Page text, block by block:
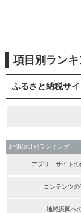
項目別ラン
ふるさと納税サイ
評価項目別ランキング
アプリ・サイトの
コンテンツの
地域振興へ